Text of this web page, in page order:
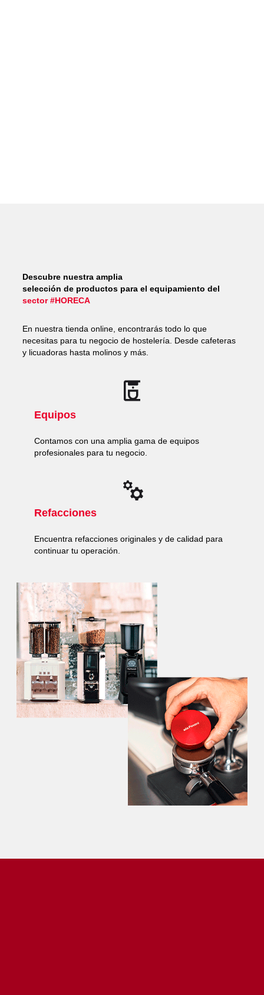
Descubre nuestra amplia
selección de productos para el equipamiento del
sector #HORECA
En nuestra tienda online, encontrarás todo lo que
necesitas para tu negocio de hostelería. Desde cafeteras
y licuadoras hasta molinos y más.
Equipos
Contamos con una amplia gama de equipos
profesionales para tu negocio.
Refacciones
Encuentra refacciones originales y de calidad para
continuar tu operación.